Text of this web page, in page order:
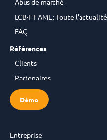
Abus de marché
LCB-FT AML : Toute l’actualité
FAQ
Références
Clients
Partenaires
Démo
Entreprise